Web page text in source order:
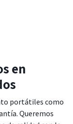
en
portátiles como
Queremos